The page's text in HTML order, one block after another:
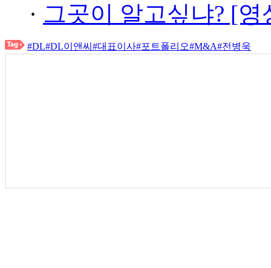
· 그곳이 알고싶냐? [
#DL#DL이앤씨 #대표이사#포트폴리오#M&A#전병욱